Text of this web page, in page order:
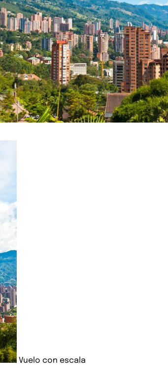
Vuelo con escala